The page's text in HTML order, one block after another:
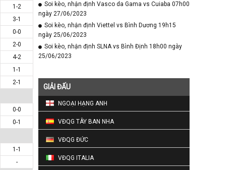
1-2
3-1
0-0
2-0
4-2
1-1
2-1
0-0
0-1
1-1
-
Soi kèo, nhận định Vasco da Gama vs Cuiaba 07h00
ngày 27/06/2023
Soi kèo, nhận định Viettel vs Bình Dương 19h15
ngày 25/06/2023
Soi kèo, nhận định SLNA vs Bình Định 18h00 ngày
25/06/2023
GIẢI ĐẤU
NGOẠI HẠNG ANH
VĐQG TÂY BAN NHA
VĐQG ĐỨC
VĐQG ITALIA